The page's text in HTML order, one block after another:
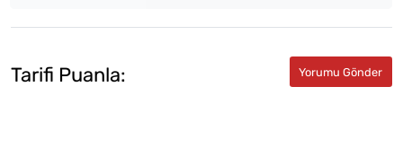
Tarifi Puanla: